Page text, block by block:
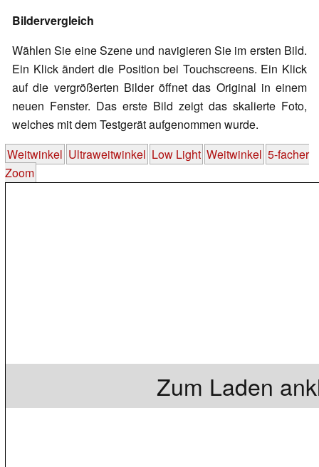
Bildervergleich
Wählen Sie eine Szene und navigieren Sie im ersten Bild.
Ein Klick ändert die Position bei Touchscreens. Ein Klick
auf die vergrößerten Bilder öffnet das Original in einem
neuen Fenster. Das erste Bild zeigt das skalierte Foto,
welches mit dem Testgerät aufgenommen wurde.
Weitwinkel Ultraweitwinkel Low Light Weitwinkel 5-facher
Zoom
Zum Laden